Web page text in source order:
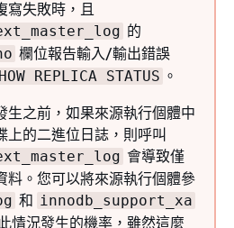
寫失敗時，且
的
欄位報告輸入/輸出錯誤
REPLICA STATUS 。
生之前，如果來源執行個體中
上的二進位日誌，則呼叫
會導致僅
料。 您可以將來源執行個體參
和 innodb_support_xa
情況發生的機率，雖然這麼